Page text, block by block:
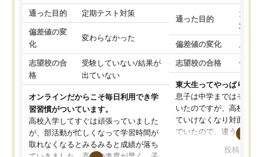
通った目的 定期テスト対策
偏差値の変
化
変わらなかった
志望校の合
格
受験していない/結果が
出ていない
オンラインだからこそ毎日利用でき学
習習慣がついています。
高校入学してすぐは頑張っていました
が、部活動が忙しくなって学習時間が
取れなくなるとみるみると成績が落ち
通った目的
大学
対策
偏差値の変化 上が
志望校の合格 合格
東大生ってやっぱりすご
息子は中学まではそこそ
いたのですが、高校に入
ていけなくなり対面の塾
でいたので、違うアプロ
で、当初は模試でD判定
投稿日：